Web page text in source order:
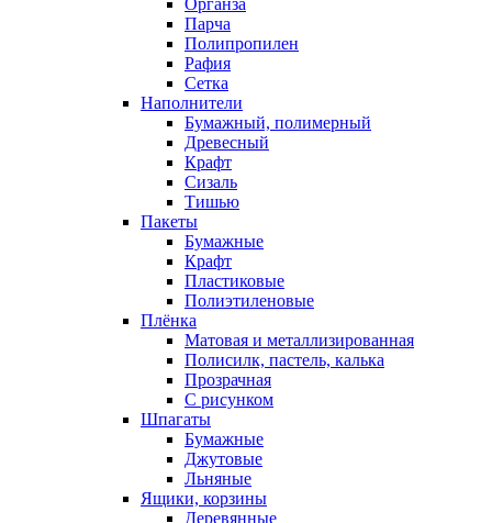
Органза
Парча
Полипропилен
Рафия
Сетка
Наполнители
Бумажный, полимерный
Древесный
Крафт
Сизаль
Тишью
Пакеты
Бумажные
Крафт
Пластиковые
Полиэтиленовые
Плёнка
Матовая и металлизированная
Полисилк, пастель, калька
Прозрачная
С рисунком
Шпагаты
Бумажные
Джутовые
Льняные
Ящики, корзины
Деревянные